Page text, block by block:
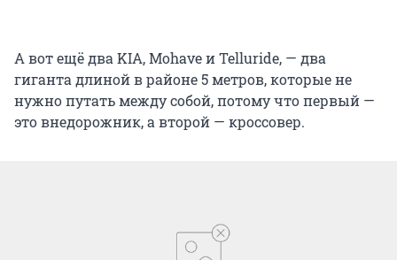
А вот ещё два KIA, Mohave и Telluride, — два
гиганта длиной в районе 5 метров, которые не
нужно путать между собой, потому что первый —
это внедорожник, а второй — кроссовер.